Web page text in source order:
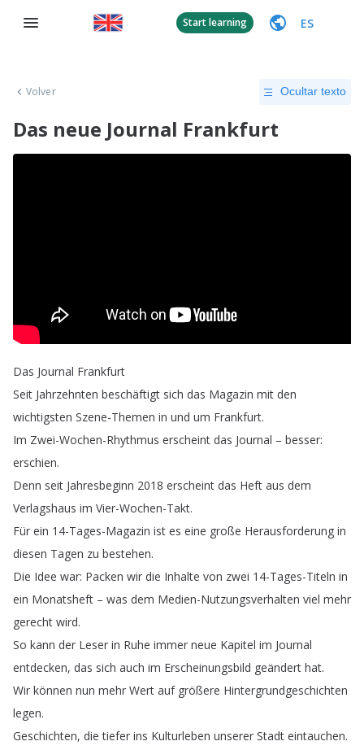
Start learning ES
Volver Ocultar texto
Das neue Journal Frankfurt
Das Journal Frankfurt
Seit Jahrzehnten beschäftigt sich das Magazin mit den
wichtigsten Szene-Themen in und um Frankfurt.
Im Zwei-Wochen-Rhythmus erscheint das Journal – besser:
erschien.
Denn seit Jahresbeginn 2018 erscheint das Heft aus dem
Verlagshaus im Vier-Wochen-Takt.
Für ein 14-Tages-Magazin ist es eine große Herausforderung in
diesen Tagen zu bestehen.
Die Idee war: Packen wir die Inhalte von zwei 14-Tages-Titeln in
ein Monatsheft – was dem Medien-Nutzungsverhalten viel mehr
gerecht wird.
So kann der Leser in Ruhe immer neue Kapitel im Journal
entdecken, das sich auch im Erscheinungsbild geändert hat.
Wir können nun mehr Wert auf größere Hintergrundgeschichten
legen.
Geschichten, die tiefer ins Kulturleben unserer Stadt eintauchen.